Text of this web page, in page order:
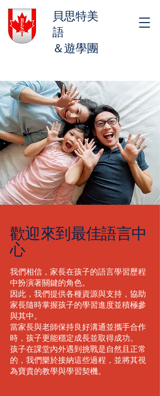
貝思特美
語
＆遊學團
歡迎來到最佳語言中
心
我們相信，家長在孩子的語言學習歷程
中扮演著關鍵的角色。
因此，我們提供各種資源與支持，協助
家長隨時掌握孩子的學習進度並積極參
與其中。
當家長與老師保持良好溝通並攜手合作
時，孩子更能穩定成長並取得成功。
孩子在課堂內外遇到挑戰是自然且正常
的，我們樂於接納這些過程，並將其視
為寶貴的教學與學習契機。